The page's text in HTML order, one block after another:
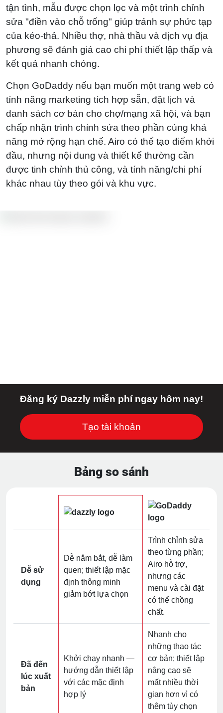
tận tình, mẫu được chọn lọc và một trình chỉnh
sửa "điền vào chỗ trống" giúp tránh sự phức tạp
của kéo‑thả. Nhiều thợ, nhà thầu và dịch vụ địa
phương sẽ đánh giá cao chi phí thiết lập thấp và
kết quả nhanh chóng.
Chọn GoDaddy nếu bạn muốn một trang web có
tính năng marketing tích hợp sẵn, đặt lịch và
danh sách cơ bản cho chợ/mạng xã hội, và bạn
chấp nhận trình chỉnh sửa theo phần cùng khả
năng mở rộng hạn chế. Airo có thể tạo điểm khởi
đầu, nhưng nội dung và thiết kế thường cần
được tinh chỉnh thủ công, và tính năng/chi phí
khác nhau tùy theo gói và khu vực.
Đăng ký Dazzly miễn phí ngay hôm nay!
Tạo tài khoản
Bảng so sánh
Dễ sử
dụng
Dễ nắm bắt, dễ làm
quen; thiết lập mặc
định thông minh
giảm bớt lựa chọn
Trình chỉnh sửa
theo từng phần;
Airo hỗ trợ,
nhưng các
menu và cài đặt
có thể chồng
chất.
Đã đến
lúc xuất
bản
Khởi chạy nhanh —
hướng dẫn thiết lập
với các mặc định
hợp lý
Nhanh cho
những thao tác
cơ bản; thiết lập
nâng cao sẽ
mất nhiều thời
gian hơn vì có
thêm tùy chọn